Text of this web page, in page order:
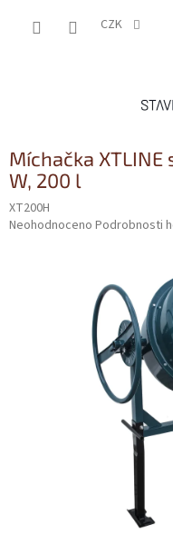
CZK
Míchačka
W, 200 l
XT200H
Průměrné
Neohodnoceno Podrobnosti